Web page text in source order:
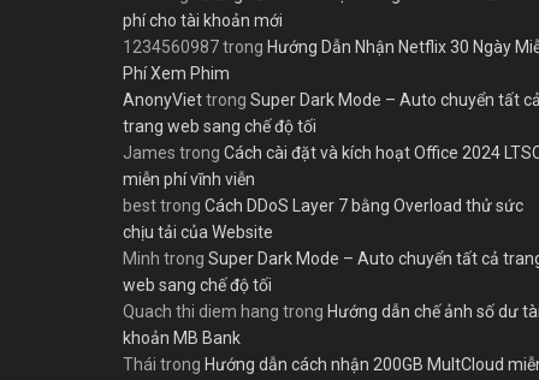
phí cho tài khoản mới
1234560987trong Hướng Dẫn Nhận Netflix 30 Ngày
Phí Xem Phim
AnonyViettrong Super Dark Mode – Auto chuyển tất cả
trang web sang chế độ tối
James trong Cách cài đặt và kích hoạt Office 2024
miễn phí vĩnh viễn
besttrong Cách DDoS Layer 7 bằng Overload thử sức
chịu tải của Website
Minh trong Super Dark Mode – Auto chuyển tất cả
web sang chế độ tối
Quach thi diem hang trong Hướng dẫn chế ảnh số dư tài
khoản MB Bank
Thái trong Hướng dẫn cách nhận 200GB MultCloud